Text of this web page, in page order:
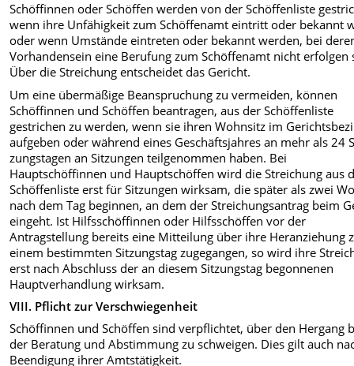
Schöffinnen oder Schöffen werden von der Schöffenliste
wenn ihre Unfähigkeit zum Schöffenamt eintritt oder bekannt
oder wenn Umstände eintreten oder bekannt werden, bei
Vorhandensein eine Berufung zum Schöffenamt nicht erfolgen
Über die Streichung entscheidet das Gericht.
Um eine übermäßige Beanspruchung zu vermeiden, können
Schöffinnen und Schöffen beantragen, aus der Schöffenliste
gestrichen zu werden, wenn sie ihren Wohnsitz im
aufgeben oder während eines Geschäftsjahres an mehr als 24
zungstagen an Sitzungen teilgenommen haben. Bei
Hauptschöffinnen und Hauptschöffen wird die Streichung aus
Schöffenliste erst für Sitzungen wirksam, die später als zwei
nach dem Tag beginnen, an dem der Streichungsantrag beim
eingeht. Ist Hilfsschöffinnen oder Hilfsschöffen vor der
Antragstellung bereits eine Mitteilung über ihre Heranziehung
einem bestimmten Sitzungstag zuge­gangen, so wird ihre
erst nach Abschluss der an diesem Sitzungstag begonnenen
Hauptverhand­lung wirksam.
VIII. Pflicht zur Verschwiegenheit
Schöffinnen und Schöffen sind ver­pflichtet, über den Hergang
der Beratung und Abstimmung zu schwei­gen. Dies gilt auch
Beendigung ihrer Amtstätigkeit.